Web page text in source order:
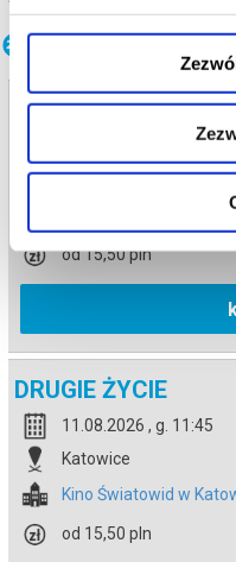
Inne terminy
DRUGIE ŻYCIE
10.08.2026 , g. 11:45
Katowice
Kino Światowid w
od 15,50 pln
DRUGIE ŻYCIE
11.08.2026 , g. 11:45
Katowice
Kino Światowid w
od 15,50 pln